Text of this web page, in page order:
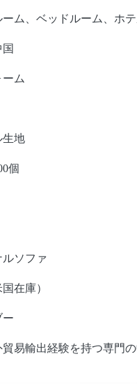
ーム、ベッドルーム、ホ
ム
生地
個
ソファ
在庫）
ー
貿易輸出経験を持つ専門